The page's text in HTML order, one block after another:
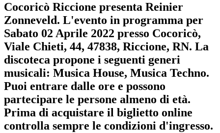
Cocoricò Riccione presenta Reinier
Zonneveld. L'evento in programma per
Sabato 02 Aprile 2022 presso Cocoricò,
Viale Chieti, 44, 47838, Riccione, RN. La
discoteca propone i seguenti generi
musicali: Musica House, Musica Techno.
Puoi entrare dalle ore e possono
partecipare le persone almeno di età.
Prima di acquistare il biglietto online
controlla sempre le condizioni d'ingresso.